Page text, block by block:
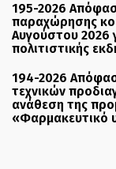
195-2026
παραχώρησης
Αυγούστου 2026
πολιτιστικής
194-2026
τεχνικών
ανάθεση της
«Φαρμακευτικό